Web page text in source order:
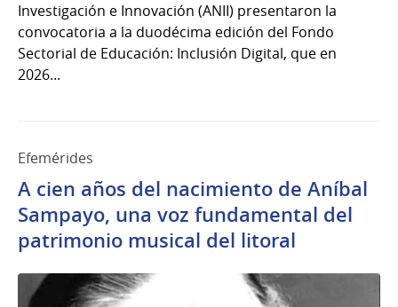
Investigación e Innovación (ANII) presentaron la
convocatoria a la duodécima edición del Fondo
Sectorial de Educación: Inclusión Digital, que en
2026...
Efemérides
A cien años del nacimiento de Aníbal
Sampayo, una voz fundamental del
patrimonio musical del litoral